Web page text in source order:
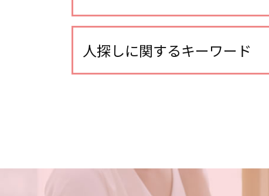
不倫調査 訴えられる
不倫調査 gps
不倫調査 iphone
浮気 連絡手段
浮気調査 探偵 空振り
浮気調査 費用
人探しに関するキーワード
人探し どうしたら
人探し 必要な情報